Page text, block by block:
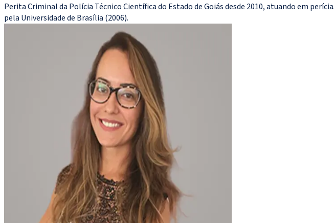
Perita Criminal da Polícia Técnico Científica do Estado de Goiás desde 2010, atuando em
pela Universidade de Brasília (2006).